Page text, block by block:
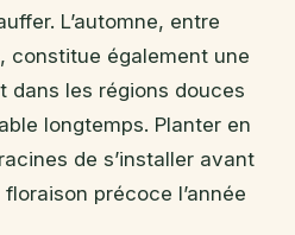
L’automne, entre
constitue également une
dans les régions douces
longtemps. Planter en
de s’installer avant
précoce l’année